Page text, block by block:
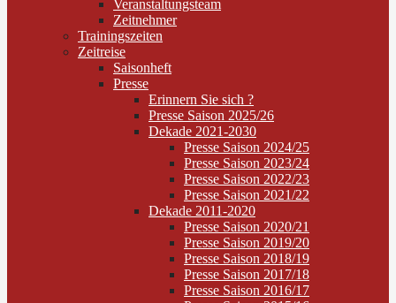
Veranstaltungsteam
Zeitnehmer
Trainingszeiten
Zeitreise
Saisonheft
Presse
Erinnern Sie sich ?
Presse Saison 2025/26
Dekade 2021-2030
Presse Saison 2024/25
Presse Saison 2023/24
Presse Saison 2022/23
Presse Saison 2021/22
Dekade 2011-2020
Presse Saison 2020/21
Presse Saison 2019/20
Presse Saison 2018/19
Presse Saison 2017/18
Presse Saison 2016/17